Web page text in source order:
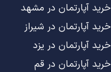
خرید آپارتمان در مشهد
خرید آپارتمان در شیراز
خرید آپارتمان در یزد
خرید آپارتمان در قم